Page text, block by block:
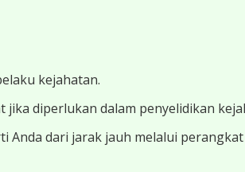
kejahatan.
jika diperlukan dalam penyelidikan
Anda dari jarak jauh melalui